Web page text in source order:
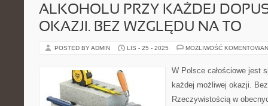
ALKOHOLU PRZY KAŻDEJ
OKAZJI. BEZ WZGLĘDU NA TO
POSTED BY ADMIN LIS - 25 - 2025 MOŻLIWOŚĆ
W Polsce całościowe jest
każdej możliwej okazji.
Rzeczywistością w